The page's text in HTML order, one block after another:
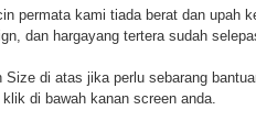
permata kami tiada berat dan upah
dan hargayang tertera sudah
Size di atas jika perlu sebarang
di bawah kanan screen anda.